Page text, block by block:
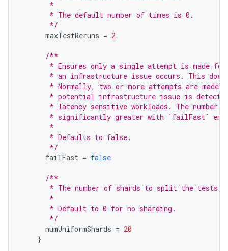
       *
       * The default number of times is 0.
       */
maxTestReruns = 2
/**
* Ensures only a single attempt is made
* an infrastructure issue occurs. This
* Normally, two or more attempts are made
* potential infrastructure issue is
* latency sensitive workloads. The number
* significantly greater with `failFast`
       *
       * Defaults to false.
       */
failFast = false
/**
* The number of shards to split the tests
       *
       * Default to 0 for no sharding.
       */
numUniformShards = 20
}